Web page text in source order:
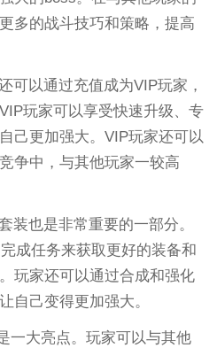
多的战斗技巧和策略，提高
可以通过充值成为VIP玩家，
玩家可以享受快速升级、专
己更加强大。VIP玩家还可以
争中，与其他玩家一较高
装也是非常重要的一部分。
成任务来获取更好的装备和
玩家还可以通过合成和强化
自己变得更加强大。
一大亮点。玩家可以与其他